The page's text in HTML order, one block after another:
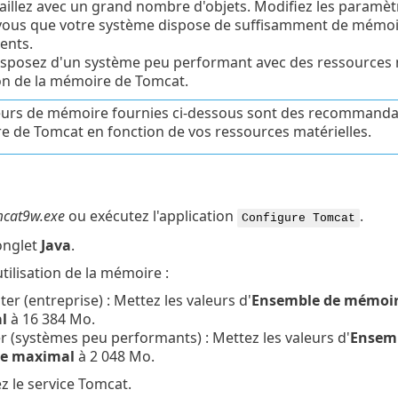
avec un grand nombre d'objets. Modifiez les
que votre système dispose de suffisamment de
d'un système peu performant avec des
de la mémoire de Tomcat.
de mémoire fournies ci-dessous sont des
de Tomcat en fonction de vos ressources matérielles.
ou exécutez l'application Configure Tomcat .
Java.
de la mémoire :
(entreprise) : Mettez les valeurs d'Ensemble de
à 16 384 Mo.
(systèmes peu performants) : Mettez les valeurs d'
maximal à 2 048 Mo.
le service Tomcat.